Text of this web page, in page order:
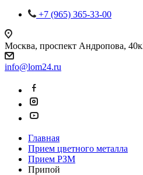
+7 (965) 365-33-00
Москва, проспект Андропова,
info@lom24.ru
Главная
Прием цветного металла
Прием РЗМ
Припой